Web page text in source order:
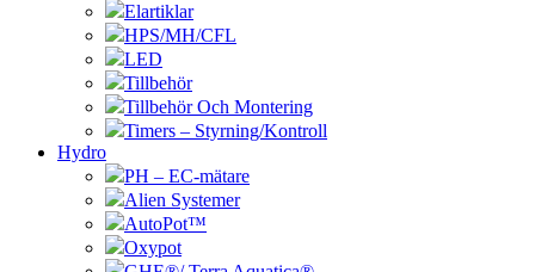
Elartiklar
HPS/MH/CFL
LED
Tillbehör
Tillbehör Och Montering
Timers – Styrning/Kontroll
Hydro
PH – EC-mätare
Alien Systemer
AutoPot™
Oxypot